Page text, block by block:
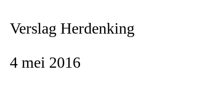
Verslag Herdenking
4 mei 2016